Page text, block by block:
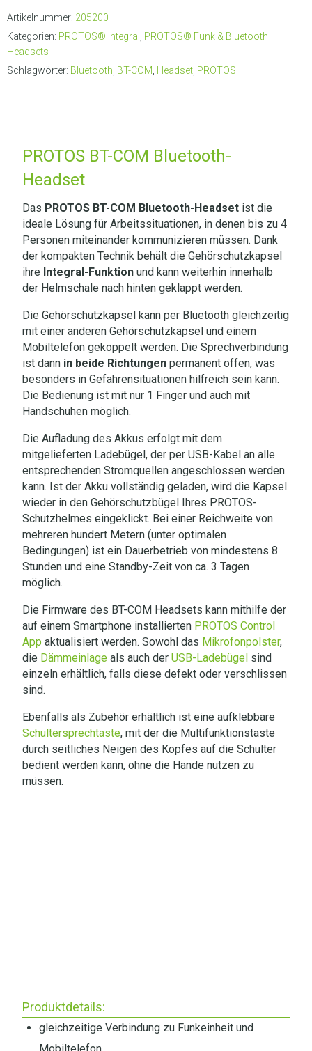
Artikelnummer: 205200
Kategorien: PROTOS® Integral PROTOS® Funk & Bluetooth
Headsets
Schlagwörter: Bluetooth BT-COM Headset PROTOS
PROTOS BT-COM Bluetooth-
Headset
Das PROTOS BT-COM Bluetooth-Headset ist die
ideale Lösung für Arbeitssituationen, in denen bis zu 4
Personen miteinander kommunizieren müssen. Dank
der kompakten Technik behält die Gehörschutzkapsel
ihre Integral-Funktion und kann weiterhin innerhalb
der Helmschale nach hinten geklappt werden.
Die Gehörschutzkapsel kann per Bluetooth gleichzeitig
mit einer anderen Gehörschutzkapsel und einem
Mobiltelefon gekoppelt werden. Die Sprechverbindung
ist dann in beide Richtungen permanent offen, was
besonders in Gefahrensituationen hilfreich sein kann.
Die Bedienung ist mit nur 1 Finger und auch mit
Handschuhen möglich.
Die Aufladung des Akkus erfolgt mit dem
mitgelieferten Ladebügel, der per USB-Kabel an alle
entsprechenden Stromquellen angeschlossen werden
kann. Ist der Akku vollständig geladen, wird die Kapsel
wieder in den Gehörschutzbügel Ihres PROTOS-
Schutzhelmes eingeklickt. Bei einer Reichweite von
mehreren hundert Metern (unter optimalen
Bedingungen) ist ein Dauerbetrieb von mindestens 8
Stunden und eine Standby-Zeit von ca. 3 Tagen
möglich.
Die Firmware des BT-COM Headsets kann mithilfe der
auf einem Smartphone installierten PROTOS Control
App aktualisiert werden. Sowohl das Mikrofonpolster,
die Dämmeinlage als auch der USB-Ladebügel sind
einzeln erhältlich, falls diese defekt oder verschlissen
sind.
Ebenfalls als Zubehör erhältlich ist eine aufklebbare
Schultersprechtaste, mit der die Multifunktionstaste
durch seitliches Neigen des Kopfes auf die Schulter
bedient werden kann, ohne die Hände nutzen zu
müssen.
Produktdetails:
gleichzeitige Verbindung zu Funkeinheit und
Mobiltelefon